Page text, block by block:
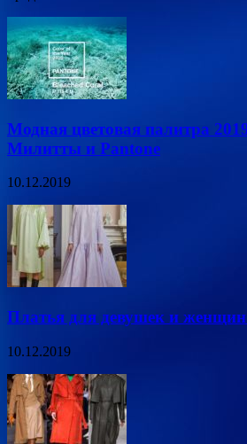
Модная цветовая палитра
Милитты и Pantone
10.12.2019
Платья для девушек и
10.12.2019